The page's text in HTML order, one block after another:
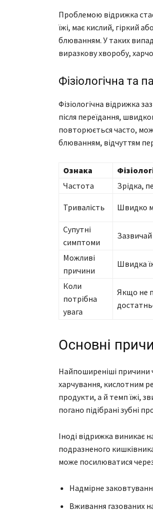
Проблемою відрижка
їжі, має кислий, гіркий
блюванням. У таких
виразкову хворобу,
Фізіологічна та
Фізіологічна відрижка
після переїдання,
повторюється часто,
блюванням, відчуттям
Ознака
Частота
Зрідка,
Тривалість Швидко
Супутні
симптоми
Зазвичай
Можливі
причини
Швидка
Коли
потрібна
увага
Якщо не
Основні
Найпоширеніші причини
харчування, кислотним
продукти, а й темп їжі,
погано підібрані зубні
Іноді відрижка виникає
подразненого
може посилюватися
Надмірне
Вживання газованих